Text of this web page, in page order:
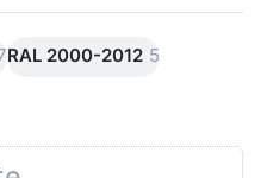
RAL 2000-2012 5